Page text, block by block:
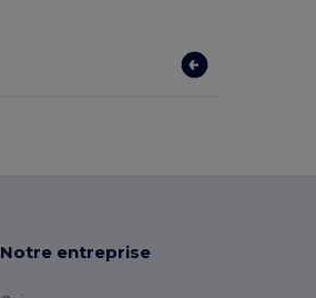
Notre entreprise